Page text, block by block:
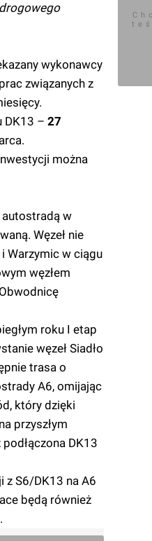
wykonawcy
związanych z
DK13 – 27
można
autostradą w
Węzeł nie
Warzymic w ciągu
węzłem
roku I etap
węzeł Siadło
trasa o
A6, omijając
który dzięki
przyszłym
DK13
z S6/DK13 na A6
będą również